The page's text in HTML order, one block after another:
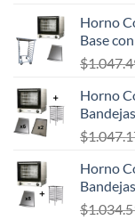
Horno
Base
$
Horno
$
Horno
$